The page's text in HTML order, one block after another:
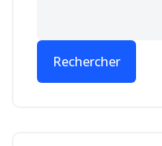
Rechercher